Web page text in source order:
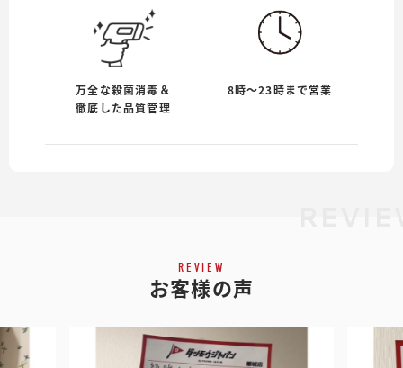
万全な殺菌消毒＆
徹底した品質管理
8時〜23時まで営業
REVIEW
お客様の声